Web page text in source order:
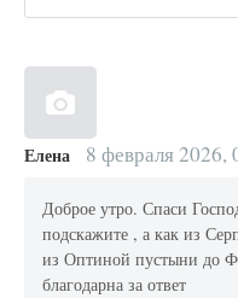
Елена 8 февраля 2026,
Доброе утро. Спаси
подскажите , а как из
из Оптиной пустыни до
благодарна за ответ